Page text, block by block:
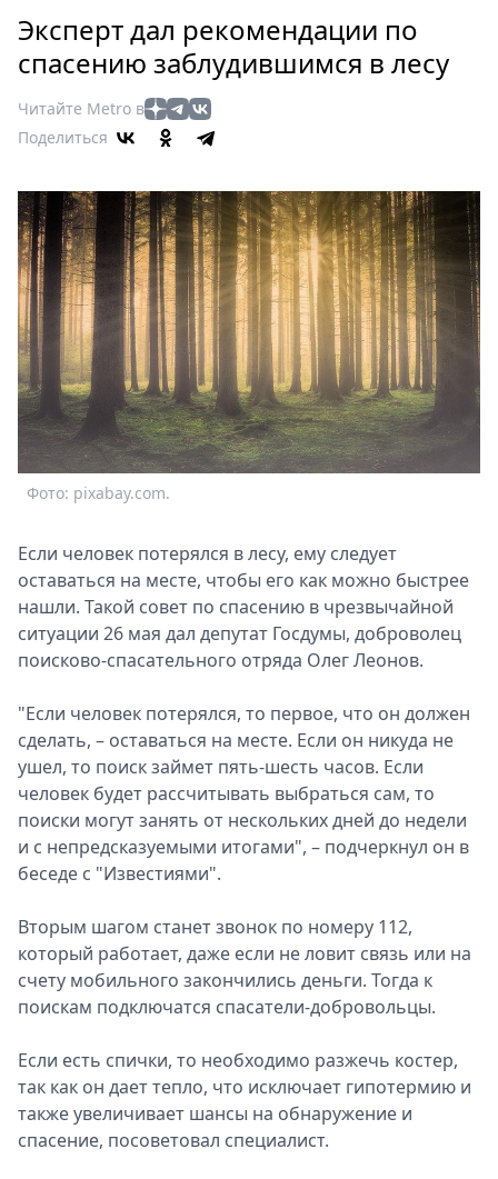
Россия
Мир
Здоровье
Туризм
Мода
Театр
Кино
Афиша
Книги
Выставки
Пресс-
релизы
О
Metro
Стримы
Звезды
Выборы
2026
Скачай
Metro
Эксперт дал рекомендации по
спасению заблудившимся в лесу
Читайте Metro в
Поделиться
Фото: pixabay.com.
Если человек потерялся в лесу, ему следует
оставаться на месте, чтобы его как можно быстрее
нашли. Такой совет по спасению в чрезвычайной
ситуации 26 мая дал депутат Госдумы, доброволец
поисково-спасательного отряда Олег Леонов.
"Если человек потерялся, то первое, что он должен
сделать, – оставаться на месте. Если он никуда не
ушел, то поиск займет пять-шесть часов. Если
человек будет рассчитывать выбраться сам, то
поиски могут занять от нескольких дней до недели
и с непредсказуемыми итогами", – подчеркнул он в
беседе с "Известиями".
Вторым шагом станет звонок по номеру 112,
который работает, даже если не ловит связь или на
счету мобильного закончились деньги. Тогда к
поискам подключатся спасатели-добровольцы.
Если есть спички, то необходимо разжечь костер,
так как он дает тепло, что исключает гипотермию и
также увеличивает шансы на обнаружение и
спасение, посоветовал специалист.